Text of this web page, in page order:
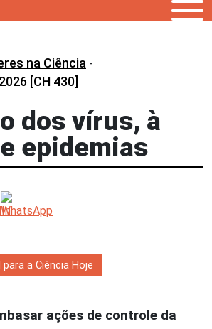
na Ciência -
[CH 430]
dos vírus, à
epidemias
a Ciência Hoje
ações de controle da